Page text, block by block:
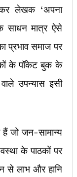
लेखक ‘अपना
मात्र ऐसे
प्रभाव समाज पर
के पॉकेट बुक के
उपन्यास इसी
जो जन-सामान्य
के पाठकों पर
से लाभ और हानि